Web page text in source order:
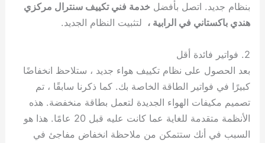
بنظام جديد. اتصل بأفضلخدمة فني تكييف سنترال مركزي
هندي باكستاني في الرابية ، لتثبيت النظام الجديد.
2. فواتير فائدة أقل
بعد الحصول على نظام تكييف هواء جديد ، ستلاحظ انخفاضًا
كبيرًا في فواتير الطاقة الخاصة بك. كما ذكرنا سابقًا ، تم
تصميم مكيفات الهواء الجديدة لتعمل بطاقة منخفضة. هذه
الأنظمة متقدمة للغاية عما كانت عليه قبل 20 عامًا. هذا هو
السبب في أنك ستتمكن من ملاحظة انخفاض مفاجئ في